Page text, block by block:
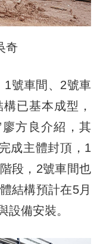
奇
號車間、2號車
已基本成型，
方良介紹，其
成主體封頂，1
段，2號車間也
結構預計在5月
設備安裝。